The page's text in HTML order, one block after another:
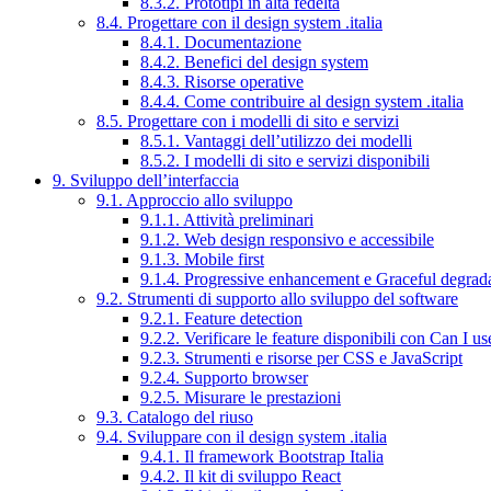
8.4. Progettare con il design system .italia
8.4.1. Documentazione
8.4.2. Benefici del design system
8.4.3. Risorse operative
8.4.4. Come contribuire al design system .italia
8.5. Progettare con i modelli di sito e servizi
8.5.1. Vantaggi dell’utilizzo dei modelli
8.5.2. I modelli di sito e servizi disponibili
9. Sviluppo dell’interfaccia
9.1. Approccio allo sviluppo
9.1.1. Attività preliminari
9.1.2. Web design responsivo e accessibile
9.1.3. Mobile first
9.1.4. Progressive enhancement e Graceful
9.2. Strumenti di supporto allo sviluppo del software
9.2.1. Feature detection
9.2.2. Verificare le feature disponibili con Can I
9.2.3. Strumenti e risorse per CSS e JavaScript
9.2.4. Supporto browser
9.2.5. Misurare le prestazioni
9.3. Catalogo del riuso
9.4. Sviluppare con il design system .italia
9.4.1. Il framework Bootstrap Italia
9.4.2. Il kit di sviluppo React